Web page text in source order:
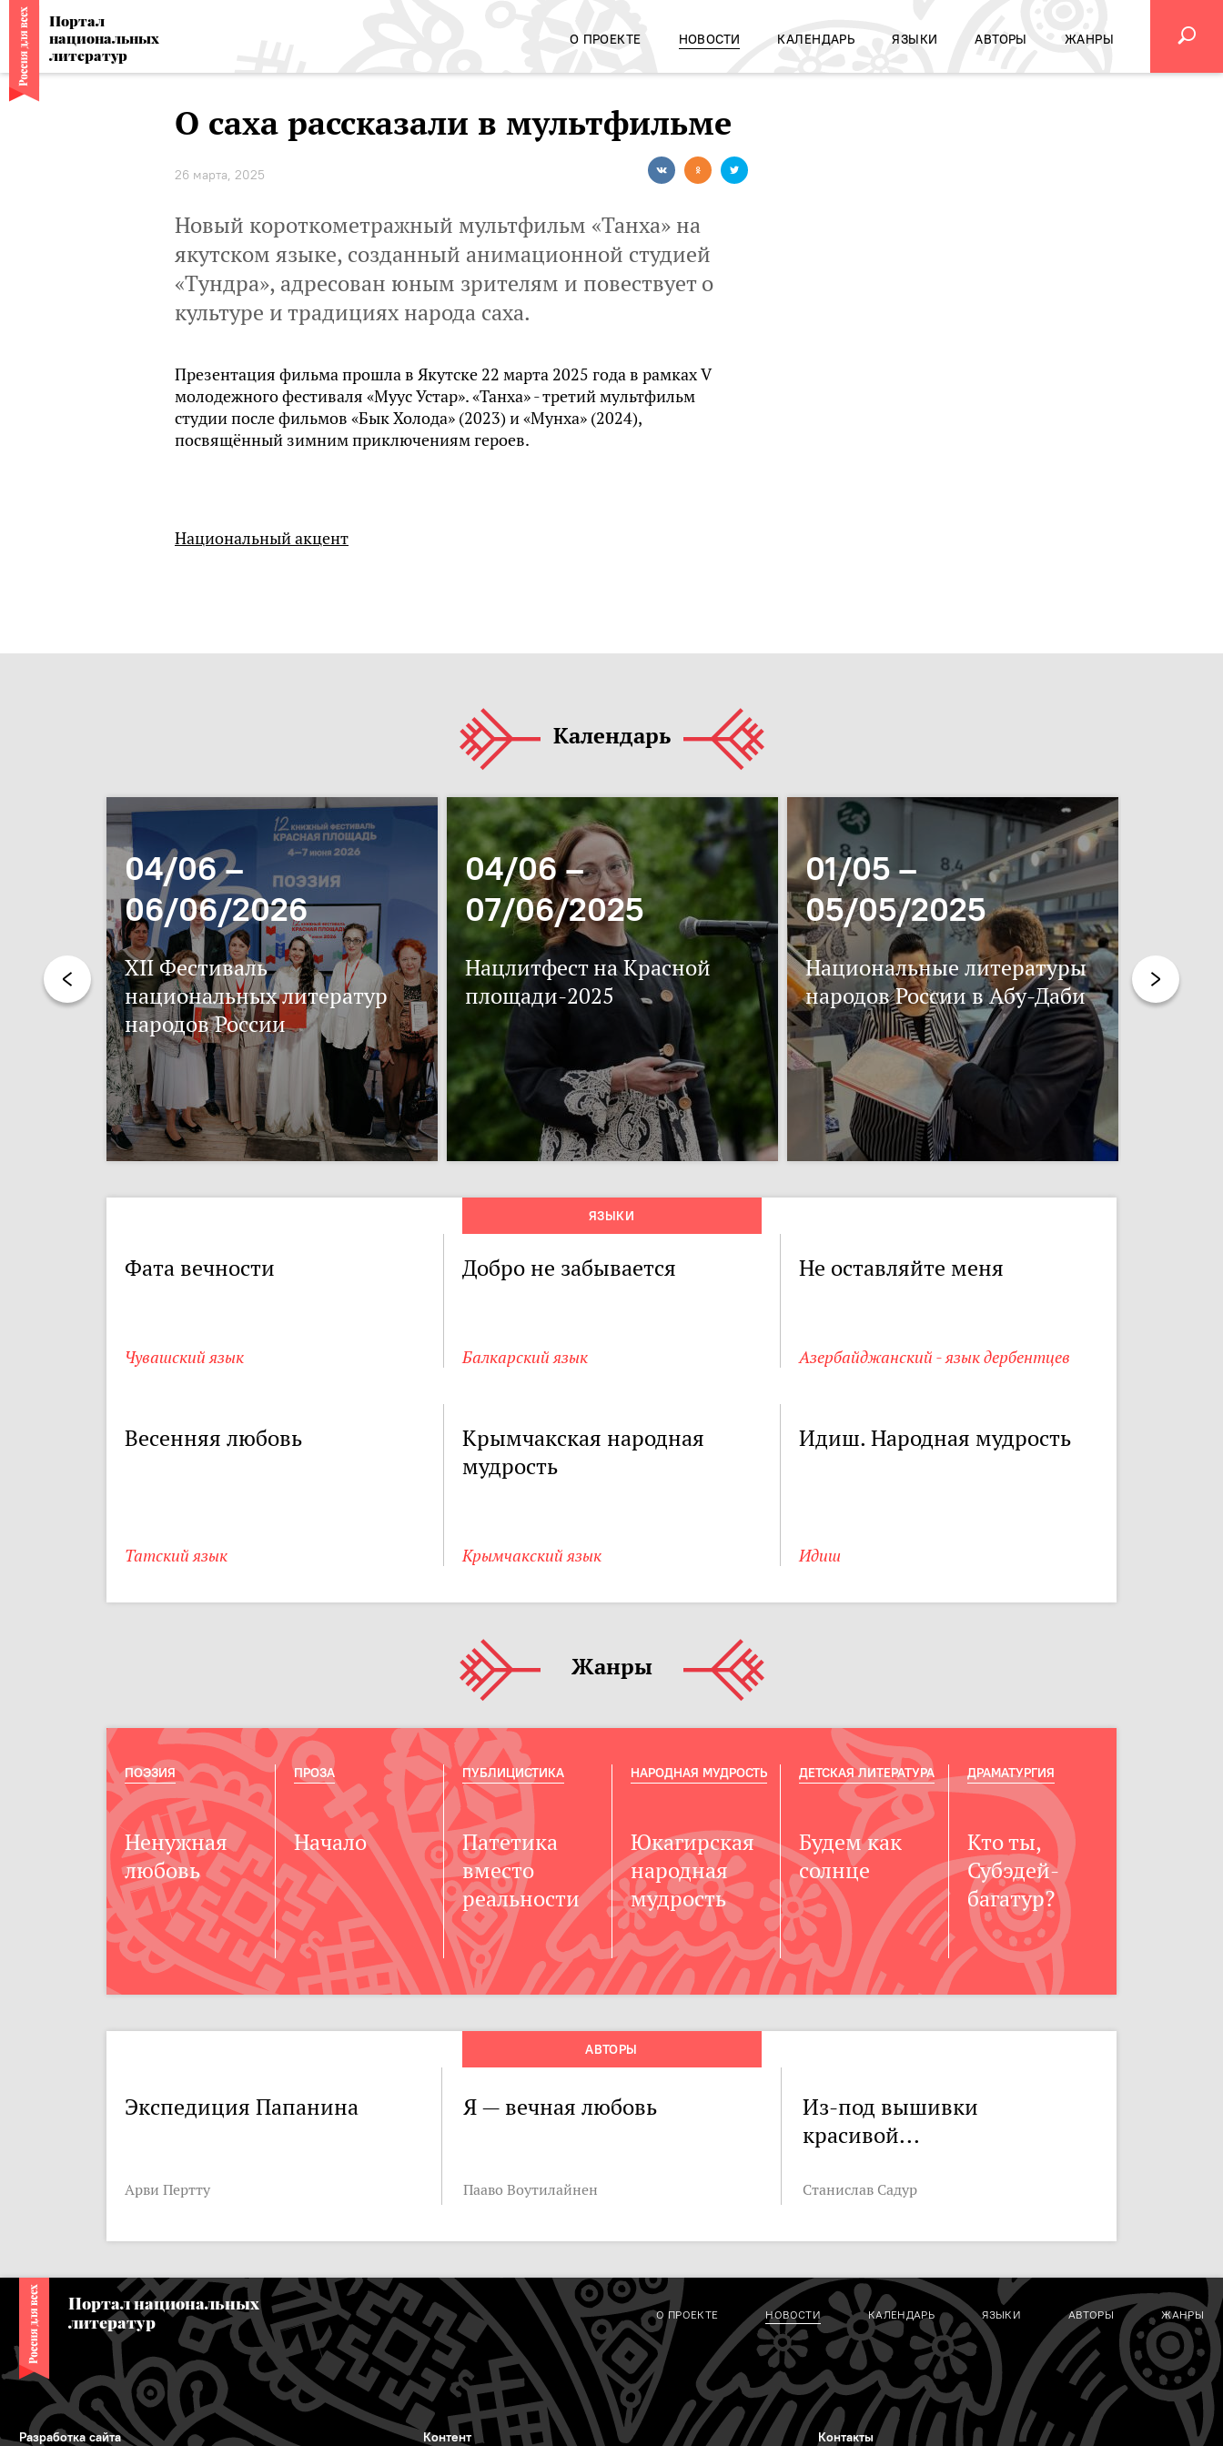
Портал
национальных
литератур
О ПРОЕКТЕ НОВОСТИ КАЛЕНДАРЬ ЯЗЫКИ АВТОРЫ ЖАНРЫ
О саха рассказали в мультфильме
26 марта, 2025
Новый короткометражный мультфильм «Танха» на
якутском языке, созданный анимационной студией
«Тундра», адресован юным зрителям и повествует о
культуре и традициях народа саха.
Презентация фильма прошла в Якутске 22 марта 2025 года в рамках V
молодежного фестиваля «Муус Устар». «Танха» - третий мультфильм
студии после фильмов «Бык Холода» (2023) и «Мунха» (2024),
посвящённый зимним приключениям героев.
Национальный акцент
Календарь
04/06 –
06/06/2026
XII Фестиваль
национальных литератур
народов России
04/06 –
07/06/2025
Нацлитфест на Красной
площади-2025
01/05 –
05/05/2025
Национальные литературы
народов России в Абу-Даби
ЯЗЫКИ
Фата вечности
Чувашский язык
Добро не забывается
Балкарский язык
Не оставляйте меня
Азербайджанский - язык дербентцев
Весенняя любовь
Татский язык
Крымчакская народная
мудрость
Крымчакский язык
Идиш. Народная мудрость
Идиш
Жанры
Ненужная
любовь
ПОЭЗИЯ
Начало
ПРОЗА
Патетика
вместо
реальности
ПУБЛИЦИСТИКА
Юкагирская
народная
мудрость
НАРОДНАЯ МУДРОСТЬ
Будем как
солнце
ДЕТСКАЯ ЛИТЕРАТУРА
Кто ты,
Субэдей-
багатур?
ДРАМАТУРГИЯ
АВТОРЫ
Экспедиция Папанина
Арви Пертту
Я — вечная любовь
Пааво Воутилайнен
Из-под вышивки
красивой...
Станислав Садур
Портал национальных
литератур
О ПРОЕКТЕ НОВОСТИ КАЛЕНДАРЬ ЯЗЫКИ АВТОРЫ ЖАНРЫ
Разработка сайта
Контент
Контакты